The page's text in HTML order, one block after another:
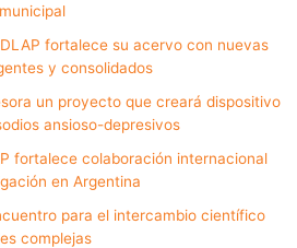
fortalece su acervo con nuevas
y consolidados
un proyecto que creará dispositivo
ansioso-depresivos
fortalece colaboración internacional
en Argentina
para el intercambio científico
complejas